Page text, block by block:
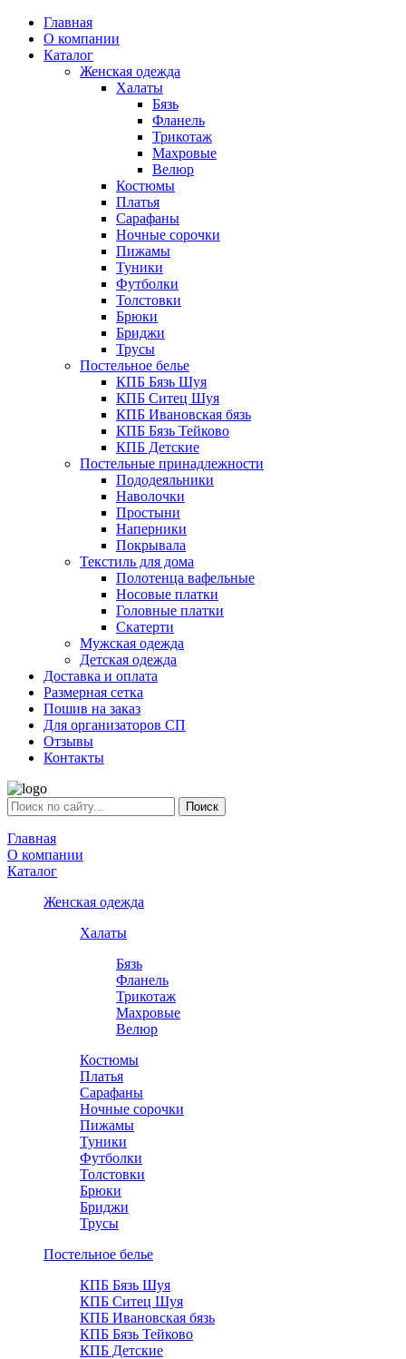
Главная
О компании
Каталог
Женская одежда
Халаты
Бязь
Фланель
Трикотаж
Махровые
Велюр
Костюмы
Платья
Сарафаны
Ночные сорочки
Пижамы
Туники
Футболки
Толстовки
Брюки
Бриджи
Трусы
Постельное белье
КПБ Бязь Шуя
КПБ Ситец Шуя
КПБ Ивановская бязь
КПБ Бязь Тейково
КПБ Детские
Постельные принадлежности
Пододеяльники
Наволочки
Простыни
Наперники
Покрывала
Текстиль для дома
Полотенца вафельные
Носовые платки
Головные платки
Скатерти
Мужская одежда
Детская одежда
Доставка и оплата
Размерная сетка
Пошив на заказ
Для организаторов СП
Отзывы
Контакты
Главная
О компании
Каталог
Женская одежда
Халаты
Бязь
Фланель
Трикотаж
Махровые
Велюр
Костюмы
Платья
Сарафаны
Ночные сорочки
Пижамы
Туники
Футболки
Толстовки
Брюки
Бриджи
Трусы
Постельное белье
КПБ Бязь Шуя
КПБ Ситец Шуя
КПБ Ивановская бязь
КПБ Бязь Тейково
КПБ Детские